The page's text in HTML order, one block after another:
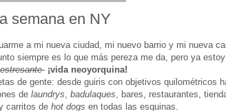
semana en NY
a mi nueva ciudad, mi nuevo barrio y mi nueva
siempre es lo que más pereza me da, pero ya
estresante ¡vida neoyorquina!
de gente: desde guiris con objetivos quilométricos
de laundrys badulaques , bares, restaurantes,
carritos de hot dogs en todas las esquinas.